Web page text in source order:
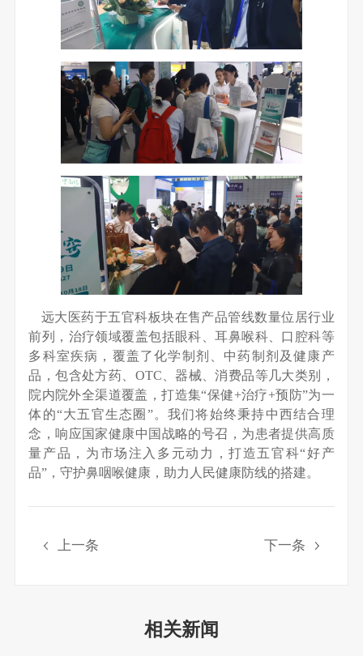
远大医药于五官科板块在售产品管线数量位居行业
前列，治疗领域覆盖包括眼科、耳鼻喉科、口腔科等
多科室疾病，覆盖了化学制剂、中药制剂及健康产
品，包含处方药、OTC、器械、消费品等几大类别，
院内院外全渠道覆盖，打造集“保健+治疗+预防”为一
体的“大五官生态圈”。我们将始终秉持中西结合理
念，响应国家健康中国战略的号召，为患者提供高质
量产品，为市场注入多元动力，打造五官科“好产
品”，守护鼻咽喉健康，助力人民健康防线的搭建。
上一条 下一条
相关新闻